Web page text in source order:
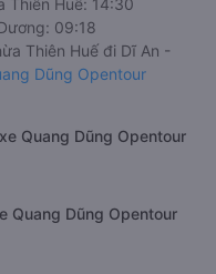
09:18
Thiên Huế đi Dĩ An -
Dũng Opentour
Quang Dũng Opentour
Quang Dũng Opentour